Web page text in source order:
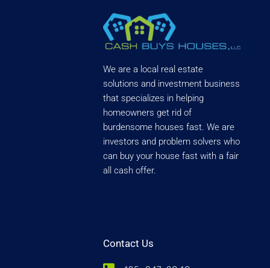
We are a local real estate
solutions and investment business
that specializes in helping
homeowners get rid of
burdensome houses fast. We are
investors and problem solvers who
can buy your house fast with a fair
all cash offer.
Contact Us